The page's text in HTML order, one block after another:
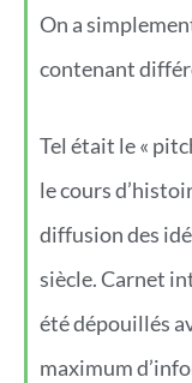
On a
contenant
Tel était le «
le cours
diffusion des
siècle. Carnet
été dépouillés
maximum